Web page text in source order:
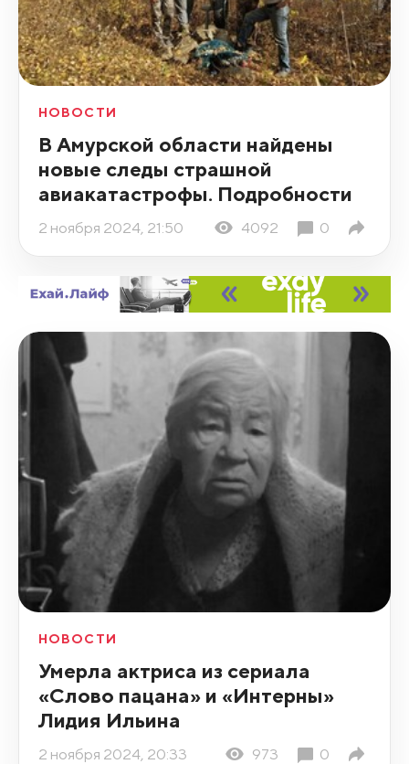
НОВОСТИ
В Амурской области найдены
новые следы страшной
авиакатастрофы. Подробности
2 ноября 2024, 21:50 4092 0
НОВОСТИ
Умерла актриса из сериала
«Слово пацана» и «Интерны»
Лидия Ильина
2 ноября 2024, 20:33 973 0